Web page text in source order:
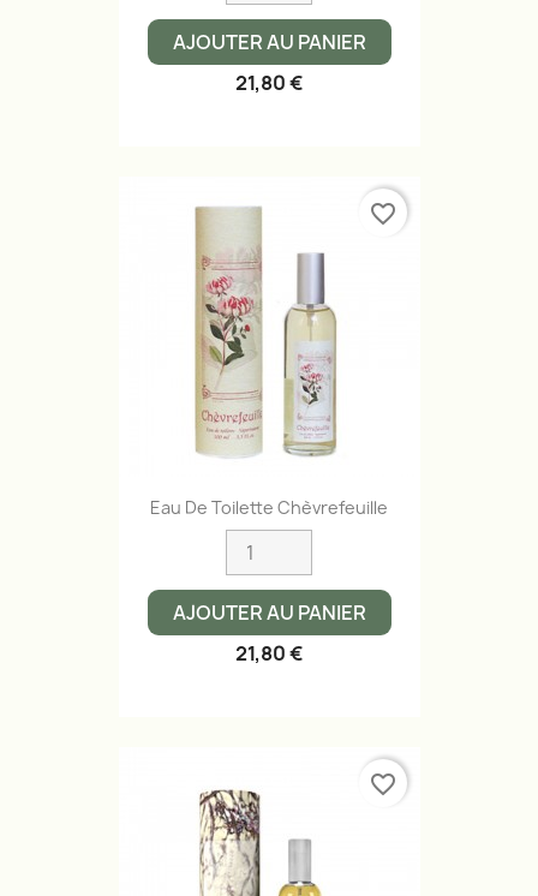
AJOUTER AU PANIER
21,80 €
Eau De Toilette Chèvrefeuille
AJOUTER AU PANIER
21,80 €
favorite_border
favorite_border